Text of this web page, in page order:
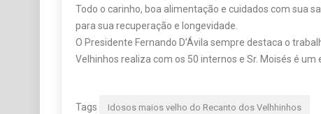
Todo o carinho, boa alimentação e cuidados com sua
para sua recuperação e longevidade.
O Presidente Fernando D’Ávila sempre destaca o
Velhinhos realiza com os 50 internos e Sr. Moisés é um
Tags Idosos maios velho do Recanto dos Velhhinhos